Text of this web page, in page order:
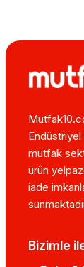
mutfak
ürün
iade
Bizimle